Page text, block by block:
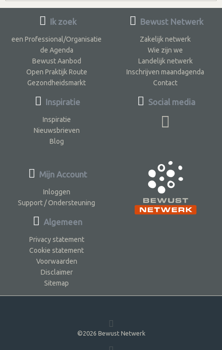
Ik zoek
een Professional/Organisatie
de Agenda
Bewust Aanbod
Open Praktijk Route
Gezondheidsmarkt
Inspiratie
Inspiratie
Nieuwsbrieven
Blog
Bewust Netwerk
Zakelijk netwerk
Wie zijn we
Landelijk netwerk
Inschrijven maandagenda
Contact
Social media
Mijn Account
Inloggen
Support / Ondersteuning
Algemeen
Privacy statement
Cookie statement
Voorwaarden
Disclaimer
Sitemap
©2026 Bewust Netwerk